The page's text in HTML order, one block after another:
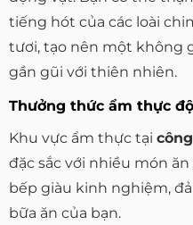
tiếng hót của các loài
tươi, tạo nên một không
gần gũi với thiên nhiên.
Thưởng thức ẩm thực
Khu vực ẩm thực tại
đặc sắc với nhiều món
bếp giàu kinh nghiệm,
bữa ăn của bạn.